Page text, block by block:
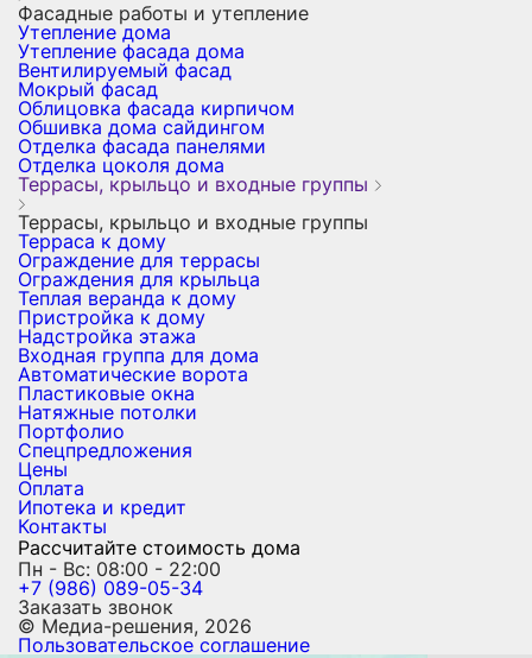
Фасадные работы и утепление
Утепление дома
Утепление фасада дома
Вентилируемый фасад
Мокрый фасад
Облицовка фасада кирпичом
Обшивка дома сайдингом
Отделка фасада панелями
Отделка цоколя дома
Террасы, крыльцо и входные группы
Террасы, крыльцо и входные группы
Терраса к дому
Ограждение для террасы
Ограждения для крыльца
Теплая веранда к дому
Пристройка к дому
Надстройка этажа
Входная группа для дома
Автоматические ворота
Пластиковые окна
Натяжные потолки
Портфолио
Спецпредложения
Цены
Оплата
Ипотека и кредит
Контакты
Рассчитайте стоимость дома
Пн - Вс: 08:00 - 22:00
+7 (986) 089-05-34
Заказать звонок
© Медиа-решения, 2026
Пользовательское соглашение